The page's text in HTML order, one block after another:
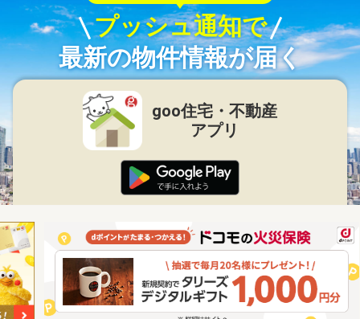
プッシュ通知で
最新の物件情報が届く
goo住宅・不動産
アプリ